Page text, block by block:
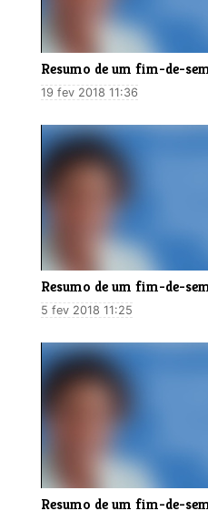
​Resumo de um fim-de-
19 fev 2018 11:36
​Resumo de um fim-de-
5 fev 2018 11:25
​Resumo de um fim-de-